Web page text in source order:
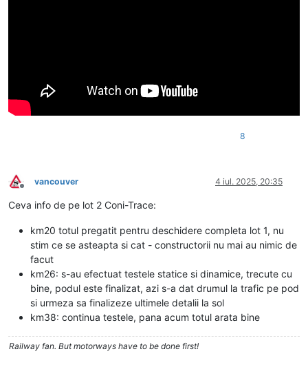
8
Deconectat
vancouver 4 iul. 2025, 20:35
Ceva info de pe lot 2 Coni-Trace:
km20 totul pregatit pentru deschidere completa lot 1, nu
stim ce se asteapta si cat - constructorii nu mai au nimic de
facut
km26: s-au efectuat testele statice si dinamice, trecute cu
bine, podul este finalizat, azi s-a dat drumul la trafic pe pod
si urmeza sa finalizeze ultimele detalii la sol
km38: continua testele, pana acum totul arata bine
Railway fan. But motorways have to be done first!